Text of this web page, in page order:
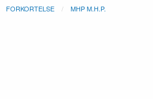
FORKORTELSE MHP M.H.P.